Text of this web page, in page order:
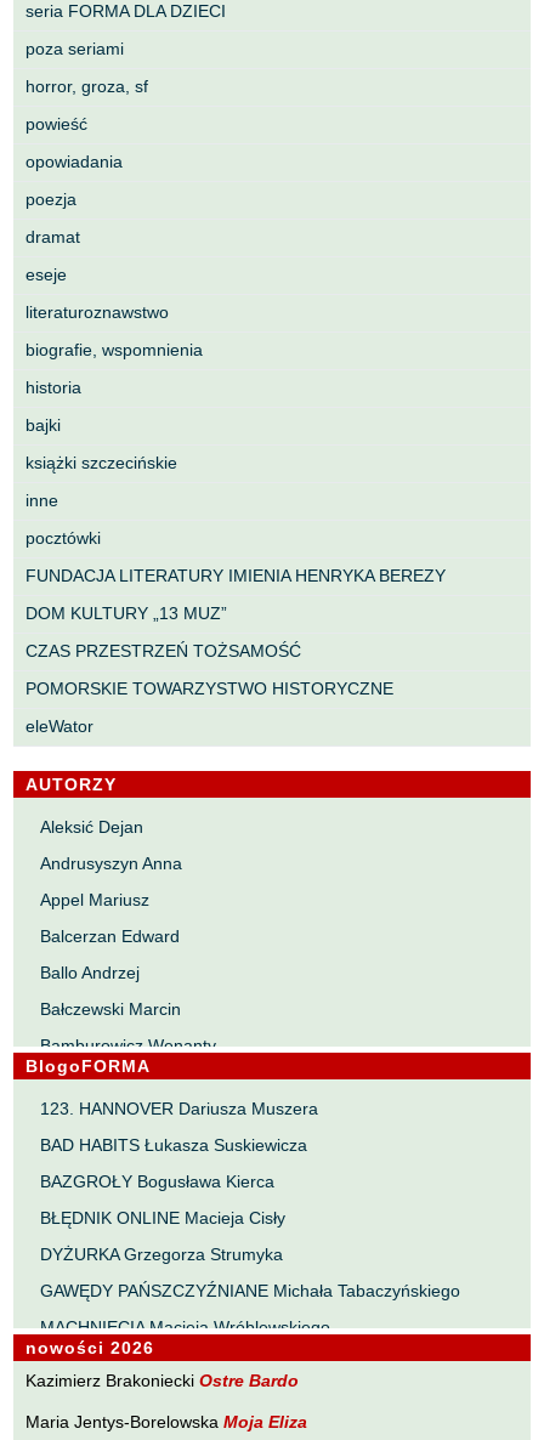
seria FORMA DLA DZIECI
poza seriami
horror, groza, sf
powieść
opowiadania
poezja
dramat
eseje
literaturoznawstwo
biografie, wspomnienia
historia
bajki
książki szczecińskie
inne
pocztówki
FUNDACJA LITERATURY IMIENIA HENRYKA BEREZY
DOM KULTURY „13 MUZ”
CZAS PRZESTRZEŃ TOŻSAMOŚĆ
POMORSKIE TOWARZYSTWO HISTORYCZNE
eleWator
AUTORZY
Aleksić Dejan
Andrusyszyn Anna
Appel Mariusz
Balcerzan Edward
Ballo Andrzej
Bałczewski Marcin
Bamburowicz Wenanty
Bawołek Waldemar
Bereza Henryk
Berezin Kostia
Bielawa Jacek
Biernacka Alina
Bieszczad Maciej
Bigoszewska Maria
Bitner Dariusz
Błahy Jarosław
BlogoFORMA
123. HANNOVER Dariusza Muszera
BAD HABITS Łukasza Suskiewicza
BAZGROŁY Bogusława Kierca
BŁĘDNIK ONLINE Macieja Cisły
DYŻURKA Grzegorza Strumyka
GAWĘDY PAŃSZCZYŹNIANE Michała Tabaczyńskiego
MACHNIĘCIA Macieja Wróblewskiego
MAŁOMIASTECZKOWE ZRYWY Zbigniewa Wojciechowicza
nowości 2026
Kazimierz BrakonieckiOstre Bardo
Maria Jentys-BorelowskaMoja Eliza